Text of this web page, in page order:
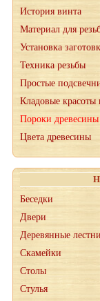
История винта
Материал для
Установка
Техника резьбы
Простые
Кладовые
Пороки древесины
Цвета древесины
Беседки
Двери
Деревянные
Скамейки
Столы
Стулья